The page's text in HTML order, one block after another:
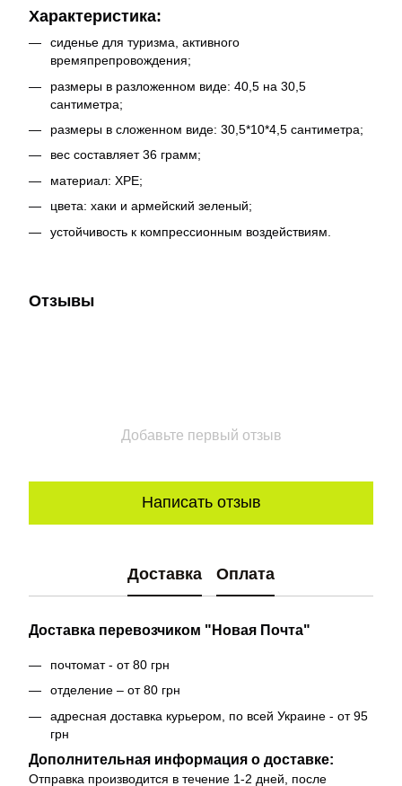
Характеристика:
сиденье для туризма, активного
времяпрепровождения;
размеры в разложенном виде: 40,5 на 30,5
сантиметра;
размеры в сложенном виде: 30,5*10*4,5 сантиметра;
вес составляет 36 грамм;
материал: XPE;
цвета: хаки и армейский зеленый;
устойчивость к компрессионным воздействиям.
Отзывы
Добавьте первый отзыв
Написать отзыв
Доставка Оплата
Доставка перевозчиком "Новая Почта"
почтомат - от 80 грн
отделение – от 80 грн
адресная доставка курьером, по всей Украине - от 95
грн
Дополнительная информация о доставке:
Отправка производится в течение 1-2 дней, после